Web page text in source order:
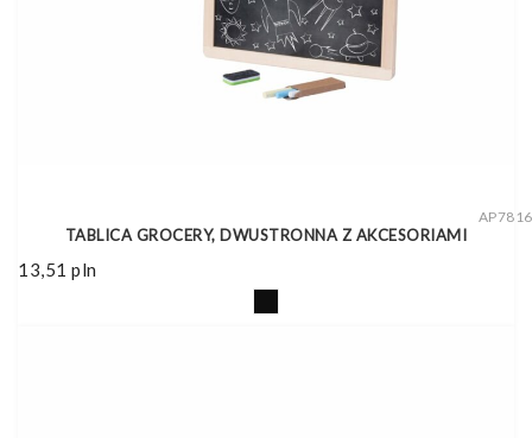
TABLICA GROCERY, DWUSTRONNA Z AKCESORIAMI
13,51 pln